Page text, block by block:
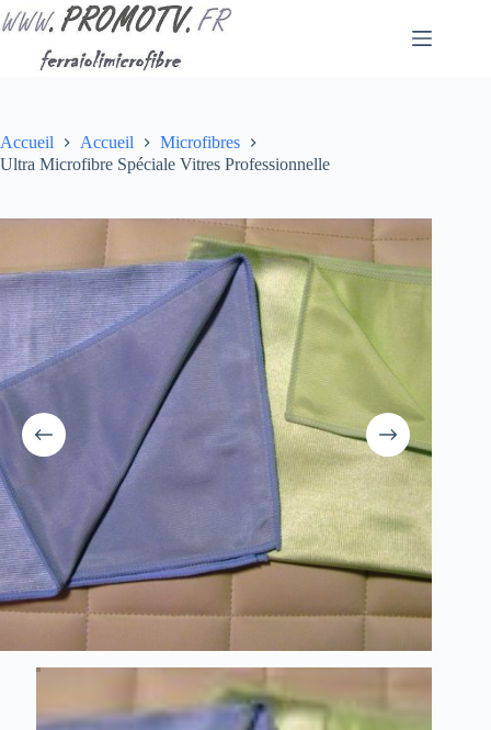
Passer
au
contenu
Accueil Accueil
Microfibres
Ultra Microfibre Spéciale Vitres Professionnelle